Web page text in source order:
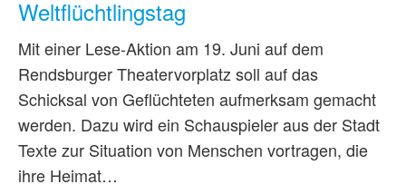
Weltflüchtlingstag
Mit einer Lese-Aktion am 19. Juni auf dem
Rendsburger Theatervorplatz soll auf das
Schicksal von Geflüchteten aufmerksam gemacht
werden. Dazu wird ein Schauspieler aus der Stadt
Texte zur Situation von Menschen vortragen, die
ihre Heimat…